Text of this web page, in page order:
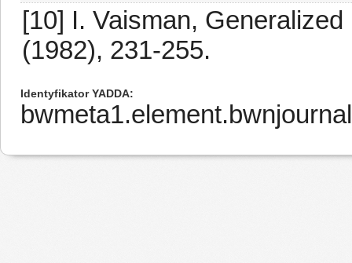
[10] I. Vaisman,
(1982), 231-255.
Identyfikator YADDA